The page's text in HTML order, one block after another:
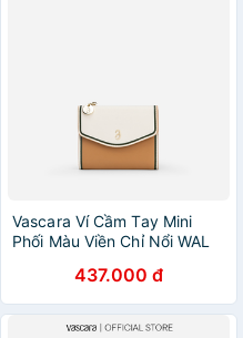
Vascara Ví Cầm Tay Mini
Phối Màu Viền Chỉ Nổi WAL
437.000 đ